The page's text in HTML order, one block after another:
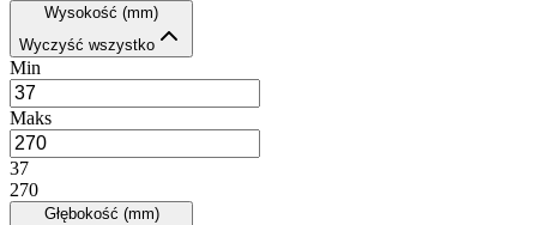
Wysokość (mm)
Wyczyść wszystko
Min
Maks
37
270
Głębokość (mm)